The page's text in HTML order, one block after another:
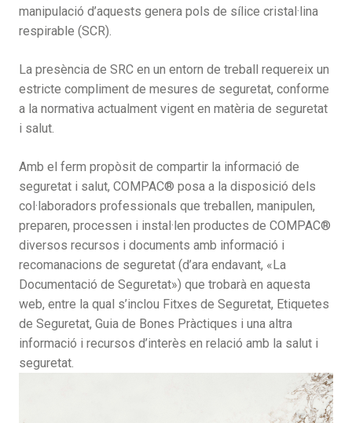
manipulació d’aquests genera pols de sílice cristal·lina
respirable (SCR).
La presència de SRC en un entorn de treball requereix un
estricte compliment de mesures de seguretat, conforme
a la normativa actualment vigent en matèria de seguretat
i salut.
Amb el ferm propòsit de compartir la informació de
seguretat i salut, COMPAC® posa a la disposició dels
col·laboradors professionals que treballen, manipulen,
preparen, processen i instal·len productes de COMPAC®
diversos recursos i documents amb informació i
recomanacions de seguretat (d’ara endavant, «La
Documentació de Seguretat») que trobarà en aquesta
web, entre la qual s’inclou Fitxes de Seguretat, Etiquetes
de Seguretat, Guia de Bones Pràctiques i una altra
informació i recursos d’interès en relació amb la salut i
seguretat.